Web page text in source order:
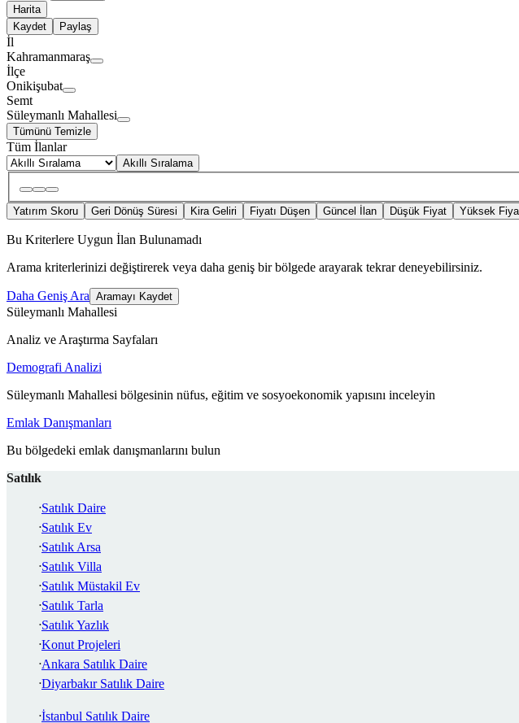
Harita
Kaydet
Paylaş
İl
Kahramanmaraş
İlçe
Onikişubat
Semt
Süleymanlı Mahallesi
Tümünü Temizle
Tüm İlanlar
Akıllı Sıralama
Yatırım Skoru Geri Dönüş Süresi Kira Geliri Fiyatı Düşen Güncel İlan Düşük Fiyat Yüksek
Bu Kriterlere Uygun İlan Bulunamadı
Arama kriterlerinizi değiştirerek veya daha geniş bir bölgede arayarak tekrar deneyebilirsiniz.
Daha Geniş Ara Aramayı Kaydet
Süleymanlı Mahallesi
Analiz ve Araştırma Sayfaları
Demografi Analizi
Süleymanlı Mahallesi bölgesinin nüfus, eğitim ve sosyoekonomik yapısını inceleyin
Emlak Danışmanları
Bu bölgedeki emlak danışmanlarını bulun
Satılık
Satılık Daire
Satılık Ev
Satılık Arsa
Satılık Villa
Satılık Müstakil Ev
Satılık Tarla
Satılık Yazlık
Konut Projeleri
Ankara Satılık Daire
Diyarbakır Satılık Daire
İstanbul Satılık Daire